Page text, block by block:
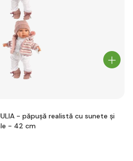
- păpușă realistă cu sunete și
- 42 cm